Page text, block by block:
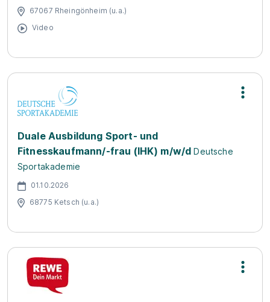
67067 Rheingönheim (u.a.)
Video
Duale Ausbildung Sport- und
Fitnesskaufmann/-frau (IHK) m/w/d Deutsche
Sportakademie
01.10.2026
68775 Ketsch (u.a.)